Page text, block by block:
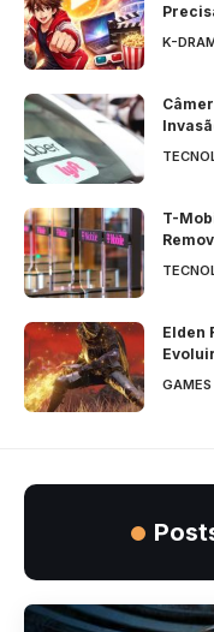
K-
T-
Elden
Evoluir
GAMES